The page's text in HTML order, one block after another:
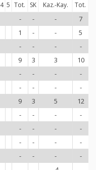
4 5 Tot. SK Kaz.-Kay. Tot.
- - - 7
1 - - 5
- - - -
9 3 3 10
- - - -
- - - -
9 3 5 12
- - - -
- - - -
- - - -
- - - -